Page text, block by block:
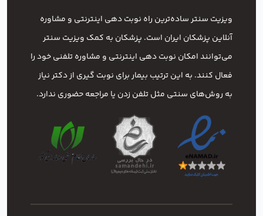
ویزیت سنتر ساده‌ترین راه نوبت‌ دهی اینترنتی و مشاوره
آنلاین پزشکان ایران است. پزشکان به کمک ویزیت سنتر
می‌توانند امکان نوبت دهی اینترنتی و مشاوره تلفنی خود را
فعال کنند. به این ترتیب بیمار برای نوبت گیری از دکتر نیاز
به روش‌های سنتی مثل تلفن زدن یا مراجعه حضوری ندارد.